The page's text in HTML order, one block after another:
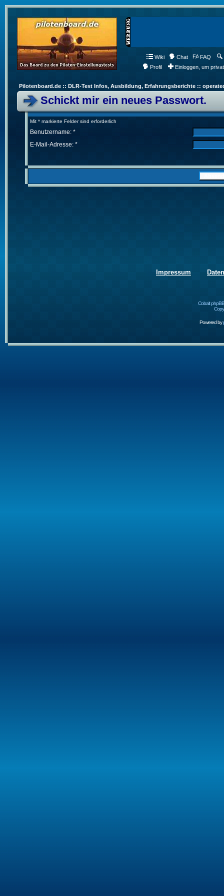
Wiki Chat FAQ
Profil
Einloggen, um
Pilotenboard.de :: DLR-Test Infos, Ausbildung, Erfahrungsberichte ::
Schickt mir ein neues Passwort.
Mit * markierte Felder sind erforderlich
Benutzername: *
E-Mail-Adresse: *
Impressum
Cobalt
Powered by